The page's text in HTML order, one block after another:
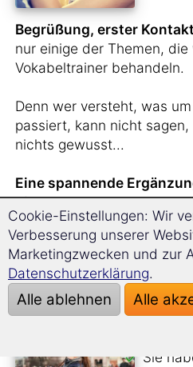
Begrüßung, erster
nur einige der Themen,
Vokabeltrainer behandeln.
Denn wer versteht, was
passiert, kann nicht
nichts gewusst...
Eine spannende
Singles.
Sie
Sie
Cookie-Einstellungen: Wir
Verbesserung unserer
Marketingzwecken und zur
Datenschutzerklärung.
Alle ablehnen Alle